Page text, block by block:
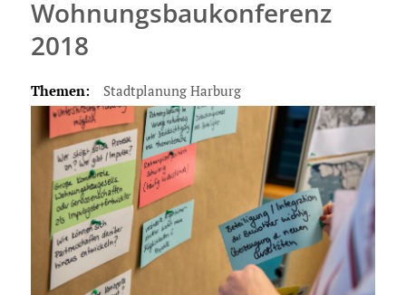
Wohnungsbaukonferenz
2018
Themen: Stadtplanung Harburg